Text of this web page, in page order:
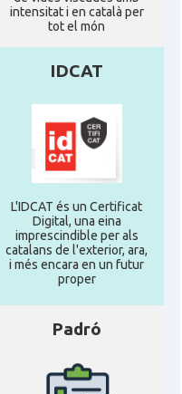
intensitat i en català per
tot el món
IDCAT
L'IDCAT és un Certificat
Digital, una eina
imprescindible per als
catalans de l'exterior, ara,
i més encara en un futur
proper
Padró